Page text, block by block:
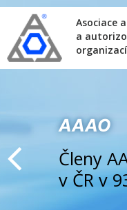
Asociace
a
AAAO
Členy
v ČR v